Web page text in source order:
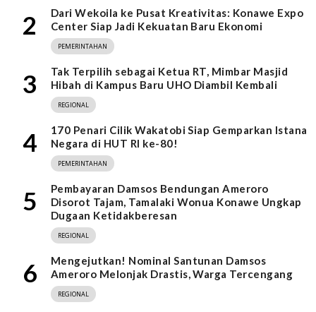
2
Dari Wekoila ke Pusat Kreativitas: Konawe Expo
Center Siap Jadi Kekuatan Baru Ekonomi
PEMERINTAHAN
3
Tak Terpilih sebagai Ketua RT, Mimbar Masjid
Hibah di Kampus Baru UHO Diambil Kembali
REGIONAL
4
170 Penari Cilik Wakatobi Siap Gemparkan Istana
Negara di HUT RI ke-80!
PEMERINTAHAN
5
Pembayaran Damsos Bendungan Ameroro
Disorot Tajam, Tamalaki Wonua Konawe Ungkap
Dugaan Ketidakberesan
REGIONAL
6
Mengejutkan! Nominal Santunan Damsos
Ameroro Melonjak Drastis, Warga Tercengang
REGIONAL